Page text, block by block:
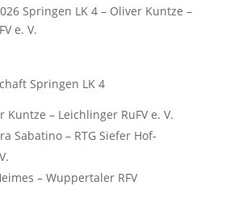
Springen LK 4 – Oliver Kuntze –
e. V.
Springen LK 4
Kuntze – Leichlinger RuFV e. V.
Sabatino – RTG Siefer Hof-
– Wuppertaler RFV